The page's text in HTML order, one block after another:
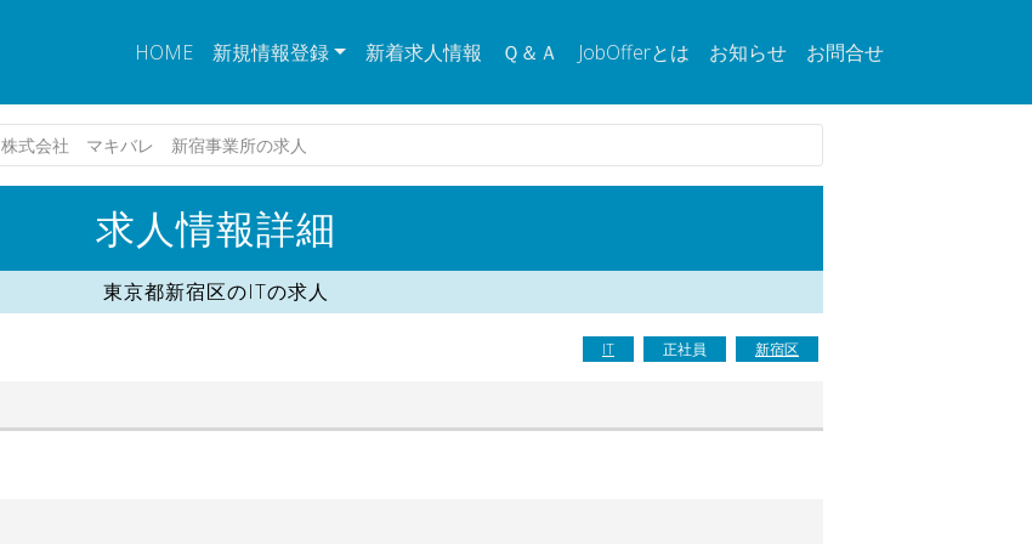
HOME 新規情報登録 新着求人情報 Ｑ＆Ａ JobOfferとは お知らせ お問合せ
株式会社 マキバレ 新宿事業所の求人
求人情報詳細
東京都新宿区のITの求人
IT 正社員 新宿区